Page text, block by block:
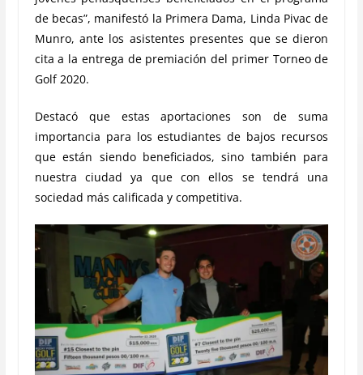
de becas”, manifestó la Primera Dama, Linda Pivac de
Munro, ante los asistentes presentes que se dieron
cita a la entrega de premiación del primer Torneo de
Golf 2020.
Destacó que estas aportaciones son de suma
importancia para los estudiantes de bajos recursos
que están siendo beneficiados, sino también para
nuestra ciudad ya que con ellos se tendrá una
sociedad más calificada y competitiva.